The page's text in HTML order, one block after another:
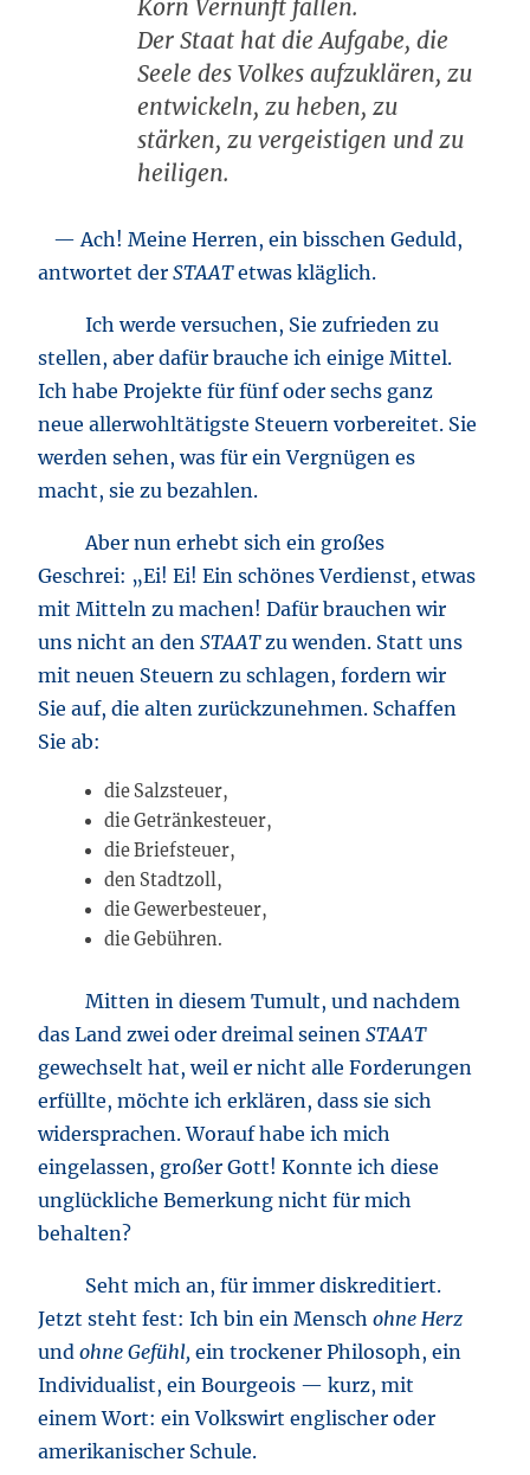
Korn Vernunft fallen.
Der Staat hat die Aufgabe, die
Seele des Volkes aufzuklären, zu
entwickeln, zu heben, zu
stärken, zu vergeistigen und zu
heiligen.
— Ach! Meine Herren, ein bisschen Geduld,
antwortet der STAATetwas kläglich.
Ich werde versuchen, Sie zufrieden zu
stellen, aber dafür brauche ich einige Mittel.
Ich habe Projekte für fünf oder sechs ganz
neue allerwohltätigste Steuern vorbereitet. Sie
werden sehen, was für ein Vergnügen es
macht, sie zu bezahlen.
Aber nun erhebt sich ein großes
Geschrei: „Ei! Ei! Ein schönes Verdienst, etwas
mit Mitteln zu machen! Dafür brauchen wir
uns nicht an den STAATzu wenden. Statt uns
mit neuen Steuern zu schlagen, fordern wir
Sie auf, die alten zurückzunehmen. Schaffen
Sie ab:
die Salzsteuer,
die Getränkesteuer,
die Briefsteuer,
den Stadtzoll,
die Gewerbesteuer,
die Gebühren.
Mitten in diesem Tumult, und nachdem
das Land zwei oder dreimal seinen STAAT
gewechselt hat, weil er nicht alle Forderungen
erfüllte, möchte ich erklären, dass sie sich
widersprachen. Worauf habe ich mich
eingelassen, großer Gott! Konnte ich diese
unglückliche Bemerkung nicht für mich
behalten?
Seht mich an, für immer diskreditiert.
Jetzt steht fest: Ich bin ein Mensch ohne Herz
und ohne Gefühl, ein trockener Philosoph, ein
Individualist, ein Bourgeois — kurz, mit
einem Wort: ein Volkswirt englischer oder
amerikanischer Schule.